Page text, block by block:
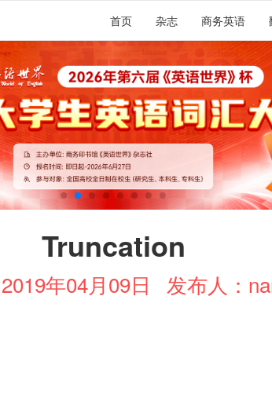
首页 杂志 商务英语
Truncation
年04月09日 发布人：